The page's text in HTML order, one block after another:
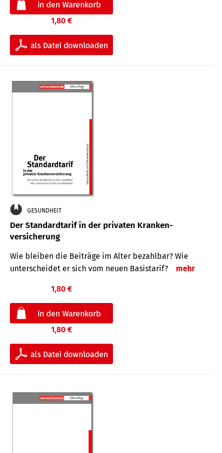
1,80 €
GESUNDHEIT
Der Standard­tarif in der privaten Kranken­
versicherung
Wie bleiben die Beiträge im Alter bezahlbar? Wie
unterscheidet er sich vom neuen Basistarif?
mehr
1,80 €
1,80 €